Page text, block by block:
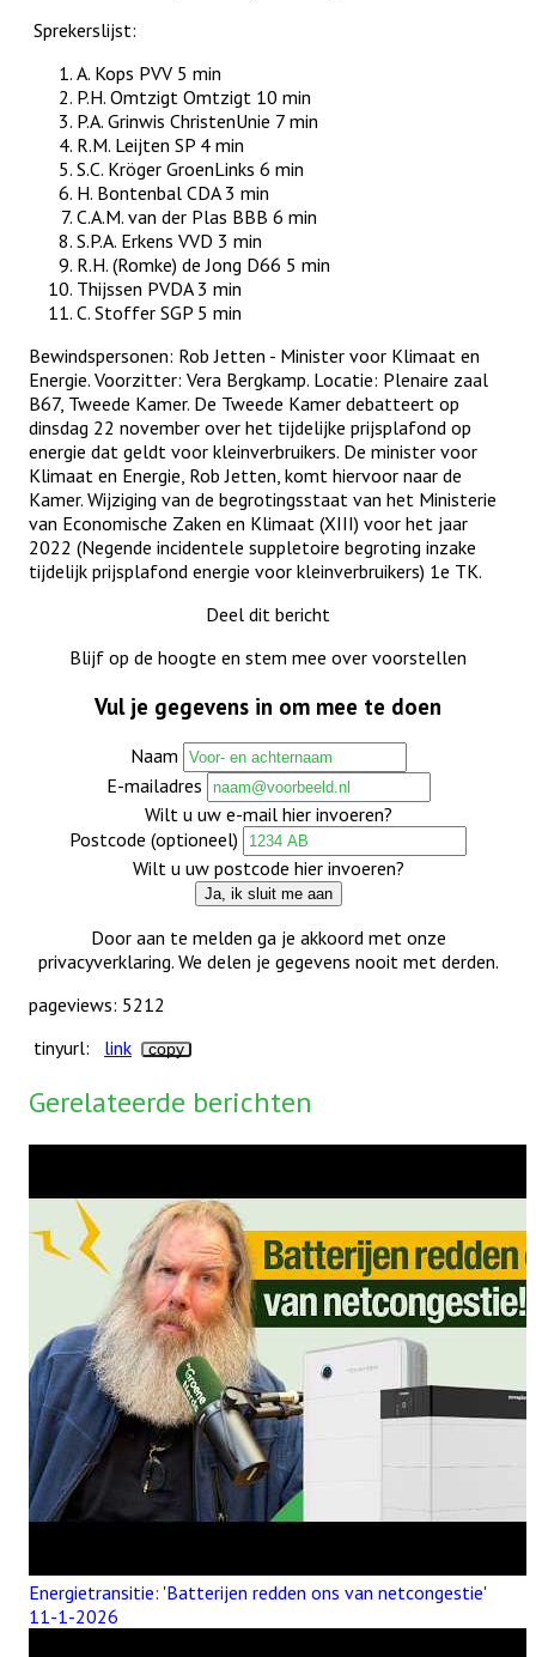
Sprekerslijst:
A. Kops PVV 5 min
P.H. Omtzigt Omtzigt 10 min
P.A. Grinwis ChristenUnie 7 min
R.M. Leijten SP 4 min
S.C. Kröger GroenLinks 6 min
H. Bontenbal CDA 3 min
C.A.M. van der Plas BBB 6 min
S.P.A. Erkens VVD 3 min
R.H. (Romke) de Jong D66 5 min
Thijssen PVDA 3 min
C. Stoffer SGP 5 min
Bewindspersonen: Rob Jetten - Minister voor Klimaat en
Energie. Voorzitter: Vera Bergkamp. Locatie: Plenaire zaal
B67, Tweede Kamer. De Tweede Kamer debatteert op
dinsdag 22 november over het tijdelijke prijsplafond op
energie dat geldt voor kleinverbruikers. De minister voor
Klimaat en Energie, Rob Jetten, komt hiervoor naar de
Kamer. Wijziging van de begrotingsstaat van het Ministerie
van Economische Zaken en Klimaat (XIII) voor het jaar
2022 (Negende incidentele suppletoire begroting inzake
tijdelijk prijsplafond energie voor kleinverbruikers) 1e TK.
Deel dit bericht
Blijf op de hoogte en stem mee over voorstellen
Vul je gegevens in om mee te doen
Naam
E-mailadres
Wilt u uw e-mail hier invoeren?
Postcode (optioneel)
Wilt u uw postcode hier invoeren?
Ja, ik sluit me aan
Door aan te melden ga je akkoord met onze
privacyverklaring. We delen je gegevens nooit met derden.
pageviews: 5212
tinyurl:
link copy
Gerelateerde berichten
Energietransitie: 'Batterijen redden ons van netcongestie'
11-1-2026